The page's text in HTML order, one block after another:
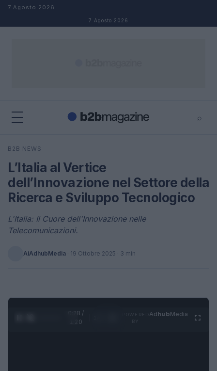
Salta al contenuto
7 Agosto 2026
7 Agosto 2026
⌕
Cerca
B2B NEWS
L’Italia al Vertice
dell’Innovazione nel Settore della
Ricerca e Sviluppo Tecnologico
L'Italia: Il Cuore dell'Innovazione nelle
Telecomunicazioni.
AiAdhubMedia · 19 Ottobre 2025 · 3 min
0:29 /
1:20
AdhubMedia